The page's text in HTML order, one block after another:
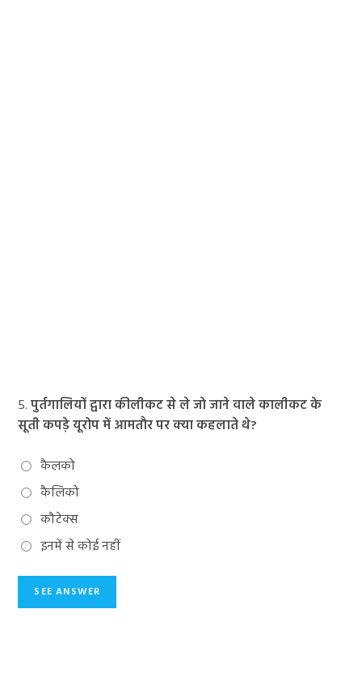
5.पुर्तगालियों द्वारा कीलीकट से ले जाे जाने वाले कालीकट के
सूती कपड़े यूरोप में आमतौर पर क्या कहलाते थे?
कैलको
कैलिको
कौटेक्स
इनमें से कोई नहीं